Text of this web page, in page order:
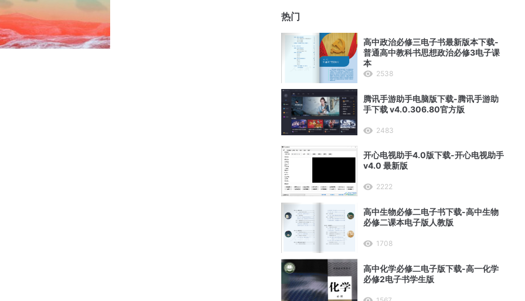
热门
高中政治必修三电子书最新版本下载-
普通高中教科书思想政治必修3电子课
本
2538
腾讯手游助手电脑版下载-腾讯手游助
手下载 v4.0.306.80官方版
2483
开心电视助手4.0版下载-开心电视助手
v4.0 最新版
2222
高中生物必修二电子书下载-高中生物
必修二课本电子版人教版
1708
高中化学必修二电子版下载-高一化学
必修2电子书学生版